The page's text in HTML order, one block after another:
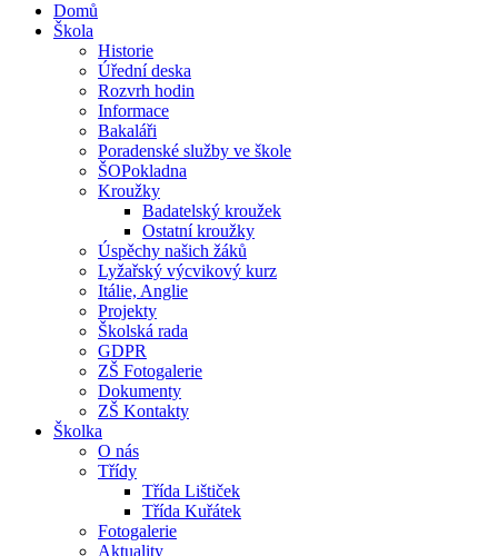
Domů
Škola
Historie
Úřední deska
Rozvrh hodin
Informace
Bakaláři
Poradenské služby ve škole
ŠOPokladna
Kroužky
Badatelský kroužek
Ostatní kroužky
Úspěchy našich žáků
Lyžařský výcvikový kurz
Itálie, Anglie
Projekty
Školská rada
GDPR
ZŠ Fotogalerie
Dokumenty
ZŠ Kontakty
Školka
O nás
Třídy
Třída Lištiček
Třída Kuřátek
Fotogalerie
Aktuality